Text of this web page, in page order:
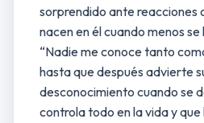
sorprendido ante reacciones
nacen en él cuando menos se
“Nadie me conoce tanto
hasta que después advierte
desconocimiento cuando se
controla todo en la vida y